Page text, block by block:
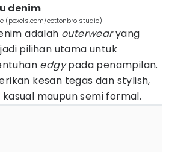
denim
(pexels.com/cottonbro studio)
adalah outerwearyang
pilihan utama untuk
edgypada penampilan.
kesan tegas dan stylish,
maupun semi formal.